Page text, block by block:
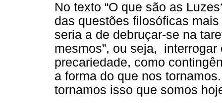
No texto “O que são as
das questões filosóficas
seria a de debruçar-se na
mesmos”, ou seja,
precariedade, como
a forma do que nos
tornamos isso que somos